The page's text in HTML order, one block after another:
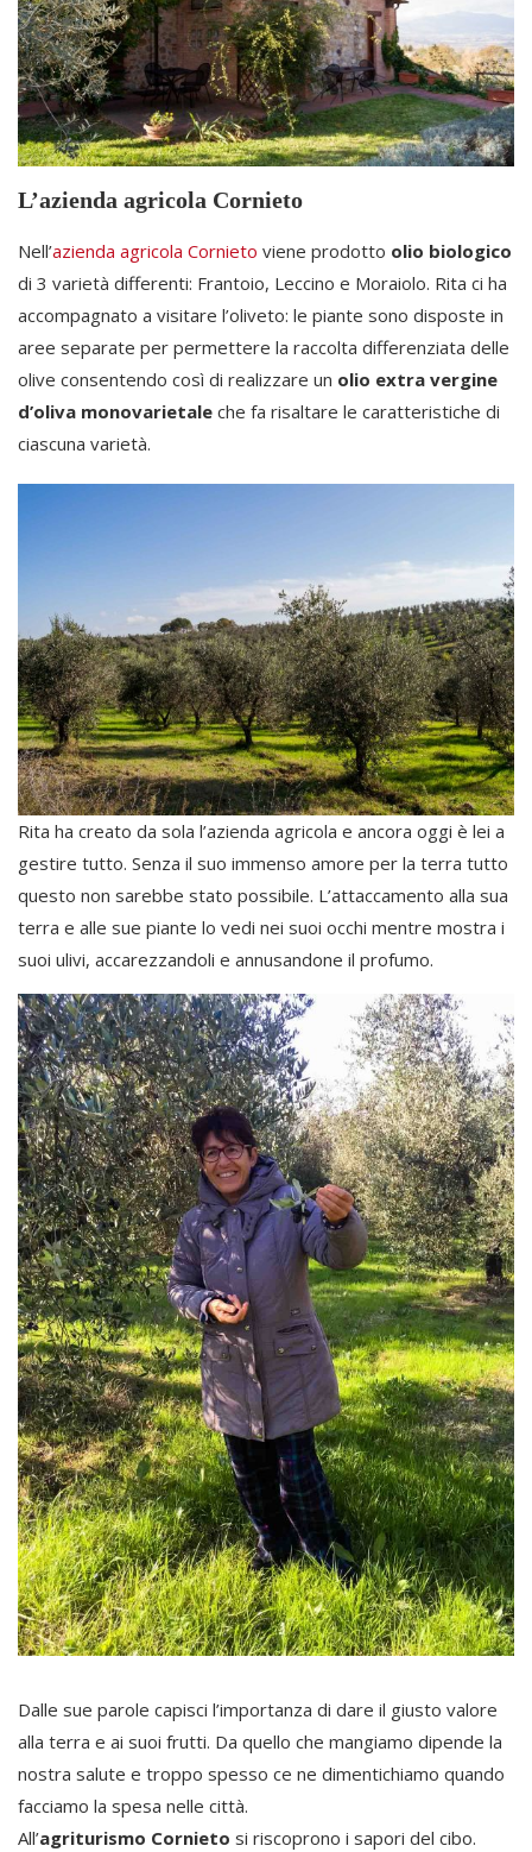
L’azienda agricola Cornieto
Nell’azienda agricola Cornieto viene prodotto olio biologico
di 3 varietà differenti: Frantoio, Leccino e Moraiolo. Rita ci ha
accompagnato a visitare l’oliveto: le piante sono disposte in
aree separate per permettere la raccolta differenziata delle
olive consentendo così di realizzare un olio extra vergine
d’oliva monovarietale che fa risaltare le caratteristiche di
ciascuna varietà.
Rita ha creato da sola l’azienda agricola e ancora oggi è lei a
gestire tutto. Senza il suo immenso amore per la terra tutto
questo non sarebbe stato possibile. L’attaccamento alla sua
terra e alle sue piante lo vedi nei suoi occhi mentre mostra i
suoi ulivi, accarezzandoli e annusandone il profumo.
Dalle sue parole capisci l’importanza di dare il giusto valore
alla terra e ai suoi frutti. Da quello che mangiamo dipende la
nostra salute e troppo spesso ce ne dimentichiamo quando
facciamo la spesa nelle città.
All’agriturismo Cornieto si riscoprono i sapori del cibo.